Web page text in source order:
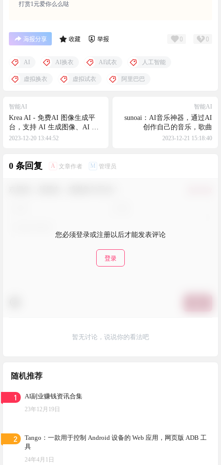
打赏1元爱你么么哒
海报分享 收藏 举报 0 0
AI AI换衣 AI试衣 人工智能
虚拟换衣 虚拟试衣 阿里巴巴
智能AI
Krea AI - 免费AI 图像生成平
台，支持 AI 生成图像、AI 放
大图像、AI 生成图案等
2023-12-20 13:44:52
智能AI
sunoai：AI音乐神器，通过AI
创作自己的音乐，歌曲
2023-12-21 15:18:40
0 条回复 A 文章作者 M 管理员
您必须登录或注册以后才能发表评论
登录
暂无讨论，说说你的看法吧
随机推荐
1 AI副业赚钱资讯合集
23年12月19日
2
Tango：一款用于控制 Android 设备的 Web 应用，网页版 ADB 工
具
24年4月1日